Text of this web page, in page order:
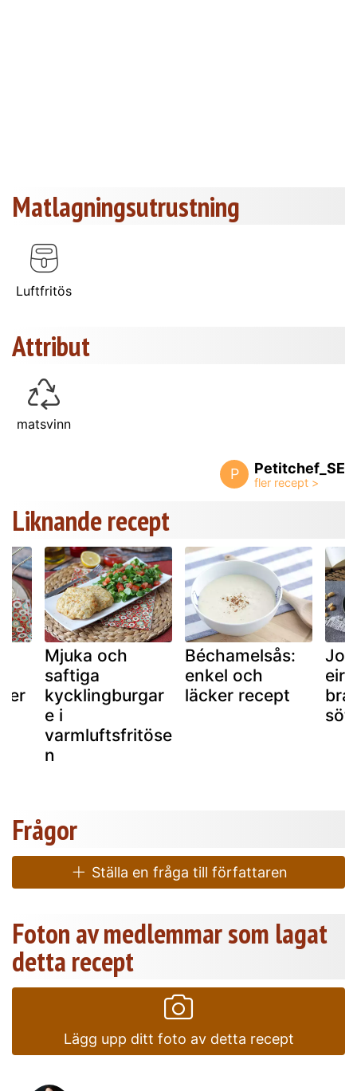
Matlagningsutrustning
Luftfritös
Attribut
matsvinn
P Petitchef_SE
Liknande recept
Mjuka och
saftiga
kycklingburgar
e i
varmluftsfritöse
n
Béchamelsås:
enkel och
läcker recept
Frågor
Ställa en fråga till författaren
Foton av medlemmar som lagat
detta recept
Lägg upp ditt foto av detta recept